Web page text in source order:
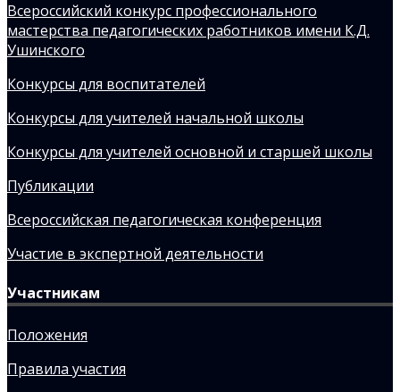
Всероссийский конкурс профессионального
мастерства педагогических работников имени К.Д.
Ушинского
Конкурсы для воспитателей
Конкурсы для учителей начальной школы
Конкурсы для учителей основной и старшей школы
Публикации
Всероссийская педагогическая конференция
Участие в экспертной деятельности
Участникам
Положения
Правила участия